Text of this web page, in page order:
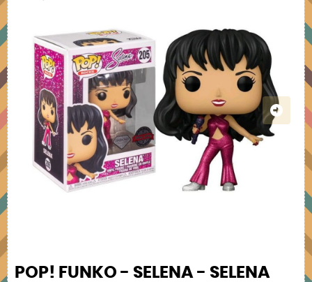
POP! FUNKO - SELENA - SELENA